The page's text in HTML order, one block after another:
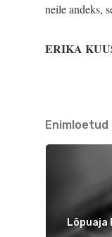
neile andeks,
ERIKA
Lõpuaja